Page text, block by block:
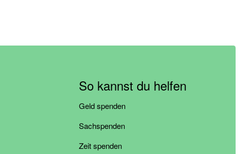
So kannst du helfen
Geld spenden
Sachspenden
Zeit spenden